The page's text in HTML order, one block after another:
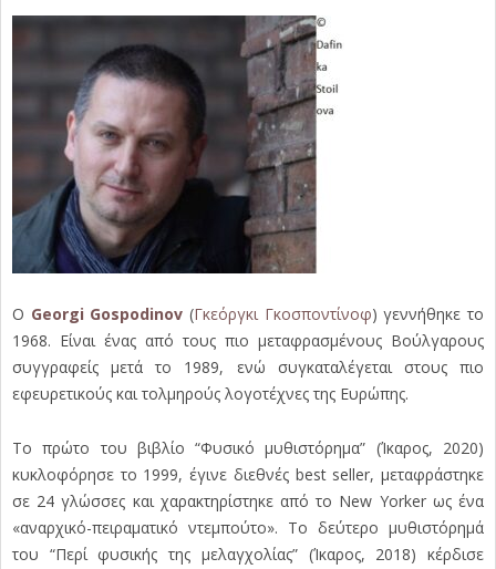
O Georgi Gospodinov (Γκεόργκι Γκοσποντίνοφ) γεννήθηκε το
1968. Είναι ένας από τους πιο μεταφρασμένους Βούλγαρους
συγγραφείς μετά το 1989, ενώ συγκαταλέγεται στους πιο
εφευρετικούς και τολμηρούς λογοτέχνες της Ευρώπης.
Το πρώτο του βιβλίο “Φυσικό μυθιστόρημα” (Ίκαρος, 2020)
κυκλοφόρησε το 1999, έγινε διεθνές best seller, μεταφράστηκε
σε 24 γλώσσες και χαρακτηρίστηκε από το New Yorker ως ένα
«αναρχικό-πειραματικό ντεμπούτο». Το δεύτερο μυθιστόρημά
του “Περί φυσικής της μελαγχολίας” (Ίκαρος, 2018) κέρδισε